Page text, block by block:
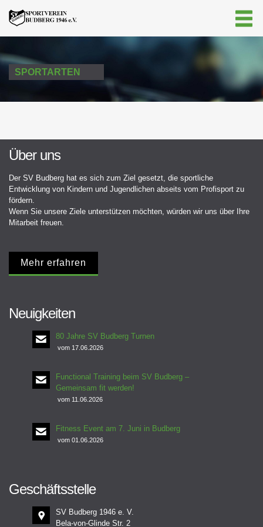
SPORTARTEN
Über uns
Der SV Budberg hat es sich zum Ziel gesetzt, die sportliche
Entwicklung von Kindern und Jugendlichen abseits vom Profisport zu
fördern.
Wenn Sie unsere Ziele unterstützen möchten, würden wir uns über Ihre
Mitarbeit freuen.
Mehr erfahren
Neuigkeiten
80 Jahre SV Budberg Turnen
vom 17.06.2026
Functional Training beim SV Budberg –
Gemeinsam fit werden!
vom 11.06.2026
Fitness Event am 7. Juni in Budberg
vom 01.06.2026
Geschäftsstelle
SV Budberg 1946 e. V.
Bela-von-Glinde Str. 2